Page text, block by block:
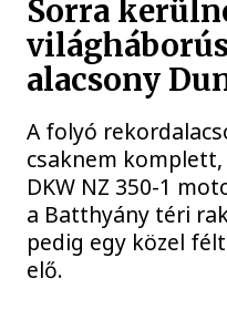
Sorra
alacsony
A folyó
csaknem
DKW NZ 350-1
a Batthyány téri
pedig egy közel
elő.